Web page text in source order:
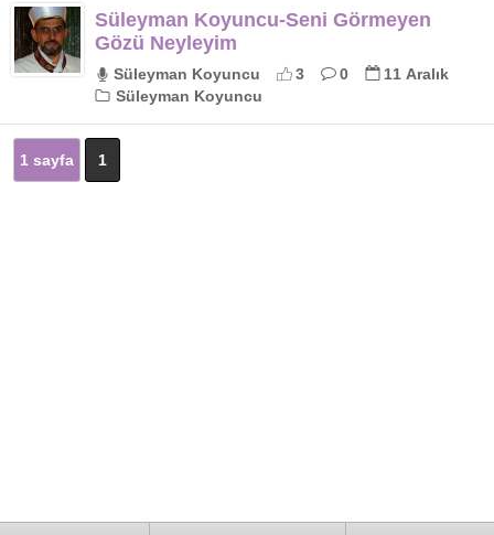
Süleyman Koyuncu-Seni Görmeyen
Gözü Neyleyim
Süleyman Koyuncu 3 0
11 Aralık
Süleyman Koyuncu
1 sayfa 1